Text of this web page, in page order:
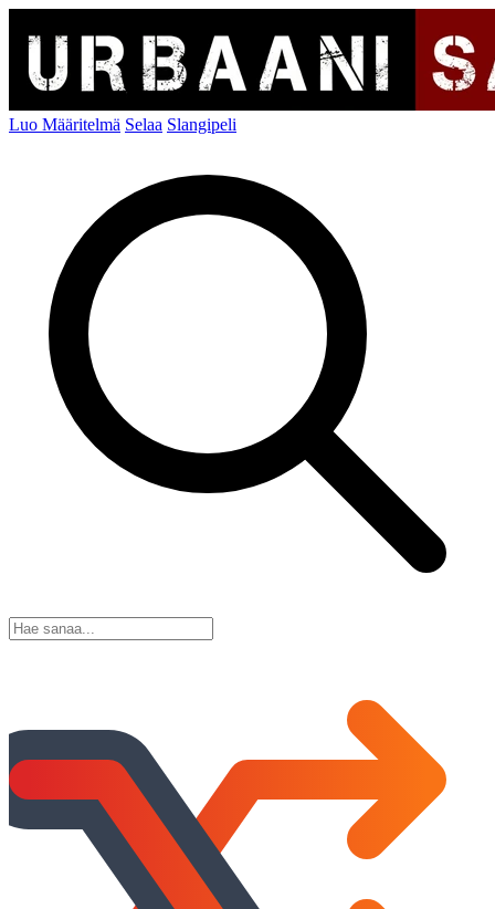
Luo Määritelmä Selaa Slangipeli